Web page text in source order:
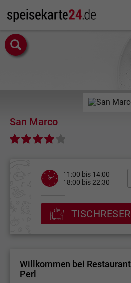
San Marco
11:00 bis 14:00
18:00 bis 22:30
Willkommen bei
Perl